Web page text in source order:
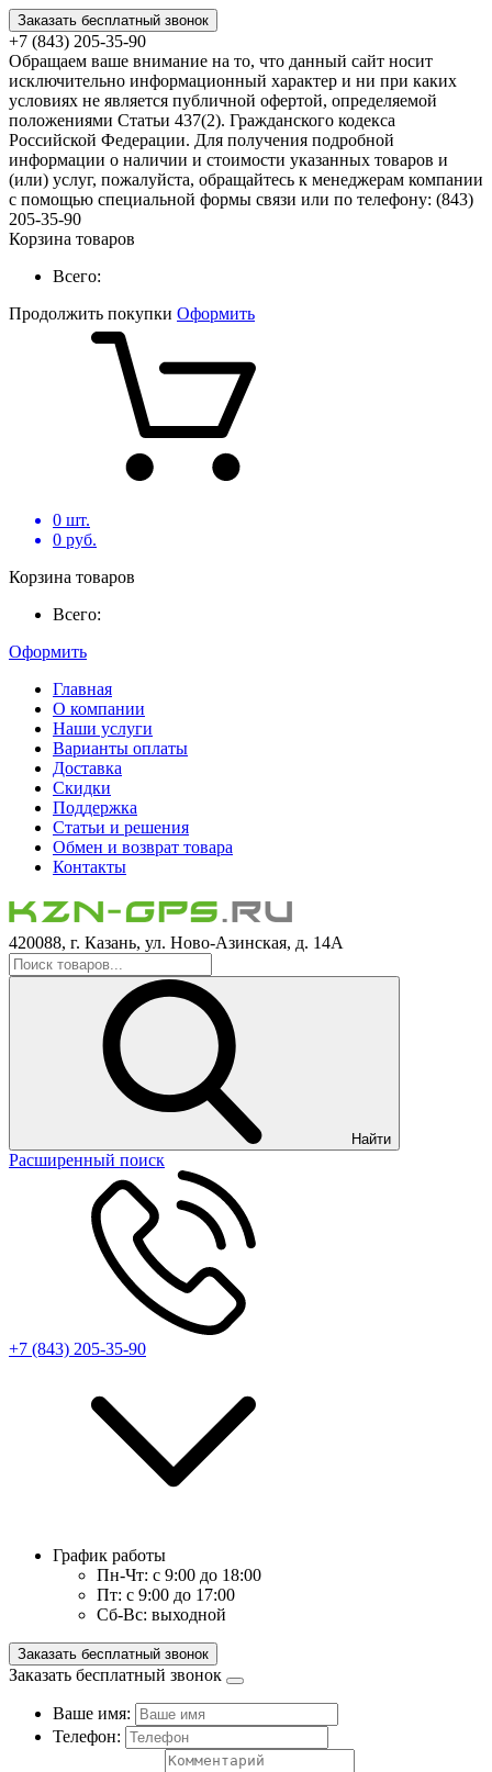
Заказать бесплатный звонок
+7 (843) 205-35-90
Обращаем ваше внимание на то, что данный сайт носит
исключительно информационный характер и ни при каких
условиях не является публичной офертой, определяемой
положениями Статьи 437(2). Гражданского кодекса
Российской Федерации. Для получения подробной
информации о наличии и стоимости указанных товаров и
(или) услуг, пожалуйста, обращайтесь к менеджерам компании
с помощью специальной формы связи или по телефону: (843)
205-35-90
Корзина товаров
Всего:
Продолжить покупки Оформить
0 шт.
0 руб.
Корзина товаров
Всего:
Оформить
Главная
О компании
Наши услуги
Варианты оплаты
Доставка
Скидки
Поддержка
Статьи и решения
Обмен и возврат товара
Контакты
420088, г. Казань, ул. Ново-Азинская, д. 14А
Найти
Расширенный поиск
+7 (843) 205-35-90
График работы
Пн-Чт: с 9:00 до 18:00
Пт: с 9:00 до 17:00
Сб-Вс: выходной
Заказать бесплатный звонок
Заказать бесплатный звонок
Ваше имя:
Телефон: